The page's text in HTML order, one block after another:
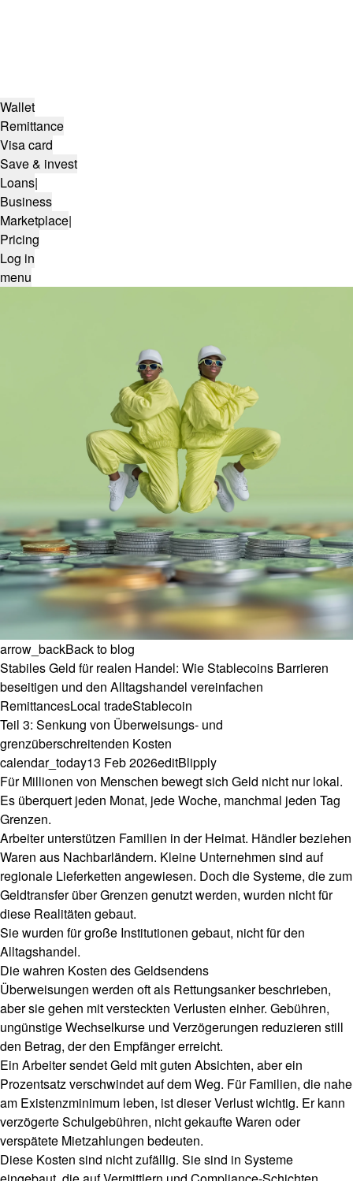
Wallet
Remittance
Visa card
Save & invest
Loans|
Business
Marketplace|
Pricing
Log in
menu
arrow_backBack to blog
Stabiles Geld für realen Handel: Wie Stablecoins Barrieren
beseitigen und den Alltagshandel vereinfachen
RemittancesLocal tradeStablecoin
Teil 3: Senkung von Überweisungs- und
grenzüberschreitenden Kosten
calendar_today13 Feb 2026editBlipply
Für Millionen von Menschen bewegt sich Geld nicht nur lokal.
Es überquert jeden Monat, jede Woche, manchmal jeden Tag
Grenzen.
Arbeiter unterstützen Familien in der Heimat. Händler beziehen
Waren aus Nachbarländern. Kleine Unternehmen sind auf
regionale Lieferketten angewiesen. Doch die Systeme, die zum
Geldtransfer über Grenzen genutzt werden, wurden nicht für
diese Realitäten gebaut.
Sie wurden für große Institutionen gebaut, nicht für den
Alltagshandel.
Die wahren Kosten des Geldsendens
Überweisungen werden oft als Rettungsanker beschrieben,
aber sie gehen mit versteckten Verlusten einher. Gebühren,
ungünstige Wechselkurse und Verzögerungen reduzieren still
den Betrag, der den Empfänger erreicht.
Ein Arbeiter sendet Geld mit guten Absichten, aber ein
Prozentsatz verschwindet auf dem Weg. Für Familien, die nahe
am Existenzminimum leben, ist dieser Verlust wichtig. Er kann
verzögerte Schulgebühren, nicht gekaufte Waren oder
verspätete Mietzahlungen bedeuten.
Diese Kosten sind nicht zufällig. Sie sind in Systeme